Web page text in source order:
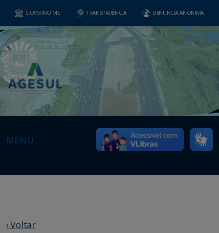
GOVERNO MS TRANSPARÊNCIA DENUNCIA ANÔNIMA
MENU
‹ Voltar